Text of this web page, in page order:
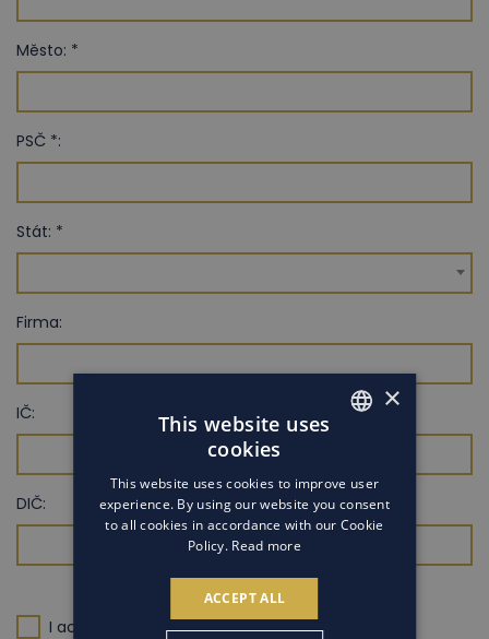
Město: *
PSČ *:
Stát: *
Firma:
IČ:
DIČ:
I accept the protection of personal data rules
ENGLISH
×
This website uses
cookies
This website uses cookies to improve user
experience. By using our website you consent
to all cookies in accordance with our Cookie
Policy. Read more
ACCEPT ALL